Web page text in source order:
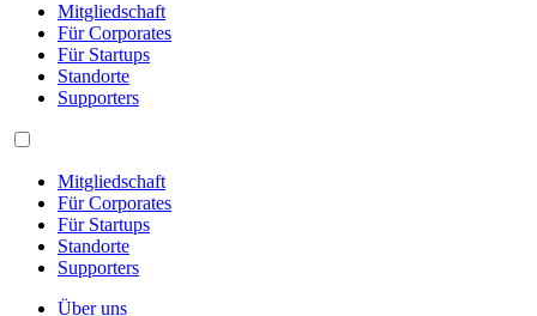
Mitgliedschaft
Für Corporates
Für Startups
Standorte
Supporters
Mitgliedschaft
Für Corporates
Für Startups
Standorte
Supporters
Über uns